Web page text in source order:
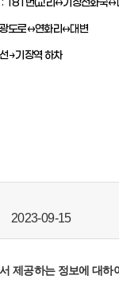
: 181번(교리↔기장전화국↔
도로↔연화리↔대변
→기장역 하차
2023-09-15
제공하는 정보에 대하